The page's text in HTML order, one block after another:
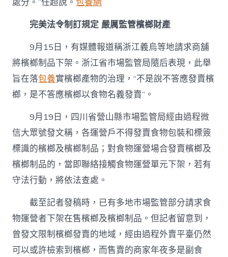
完美法令制訂規定嚴厲監管檳榔財產
9月15日，有媒體報道稱浙江義烏等地請求商舖
將檳榔制品下架。浙江省市場監管局隨后表現，此舉
旨在落包養實檳榔產物的治理，“不是說不答應發賣檳
榔，是不答應檳榔以食物名義發賣”。
9月19日，四川省營山縣市場監管局經由過程微
信大眾號發文稱，各運營戶不得發賣食物包裝和標簽
標識的檳榔及檳榔制品；對食物運營場合發賣檳榔及
檳榔制品的，當即聯絡接觸食物運營單元下架，若有
守法行動，將依法查處。
截至記者發稿時，已有多地市場監管部分請求食
物運營者下架在售檳榔及檳榔制品。但記者留意到，
曾發文限制檳榔發賣的地域，經由過程外賣平臺仍然
可以或許檢索到檳榔，而售賣的商家年夜多是副食